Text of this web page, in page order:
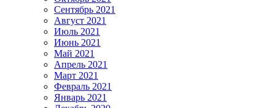
Сентябрь 2021
Август 2021
Июль 2021
Июнь 2021
Май 2021
Апрель 2021
Март 2021
Февраль 2021
Январь 2021